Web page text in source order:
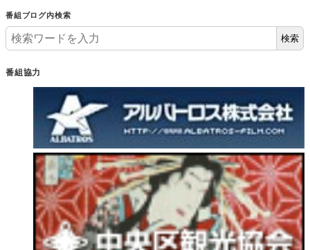
番組ブログ内検索
検索
番組協力